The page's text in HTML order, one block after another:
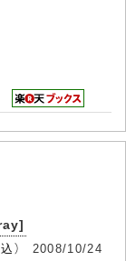
） 2008/10/24